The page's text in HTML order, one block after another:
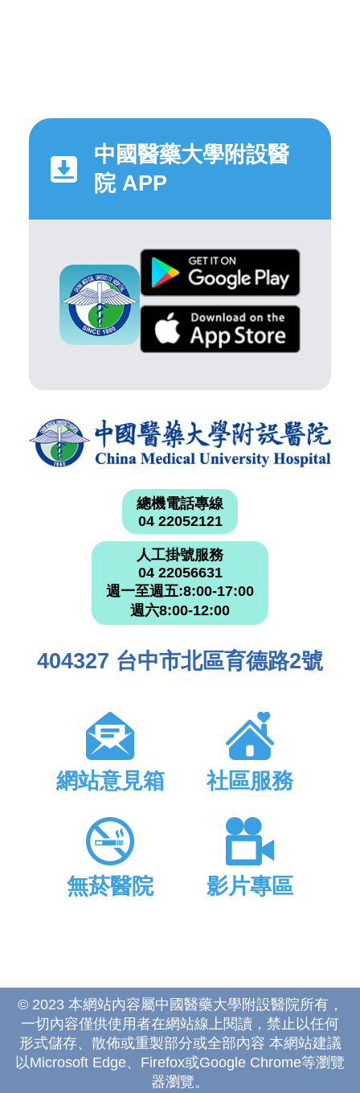
中國醫藥大學附設醫
院 APP
總機電話專線
04 22052121
人工掛號服務
04 22056631
週一至週五:8:00-17:00
週六8:00-12:00
404327 台中市北區育德路2號
網站意見箱 社區服務
無菸醫院 影片專區
© 2023 本網站內容屬中國醫藥大學附設醫院所有，
一切內容僅供使用者在網站線上閱讀，禁止以任何
形式儲存、散佈或重製部分或全部內容 本網站建議
以Microsoft Edge、Firefox或Google Chrome等瀏覽
器瀏覽。